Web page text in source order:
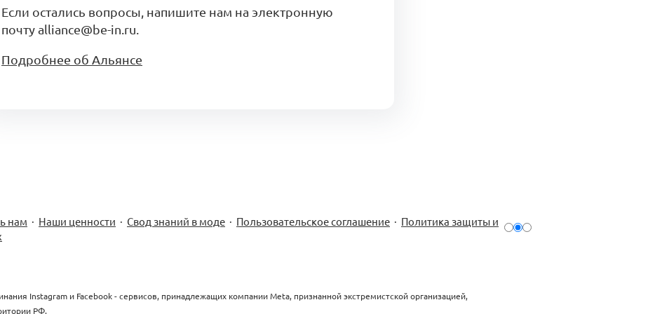
Если остались вопросы, напишите нам на электронную
почту alliance@be-in.ru.
Подробнее об Альянсе
нам · Наши ценности · Свод знаний в моде · Пользовательское соглашение · Политика защиты и
Instagram и Facebook - сервисов, принадлежащих компании Meta, признанной экстремистской организацией,
РФ.